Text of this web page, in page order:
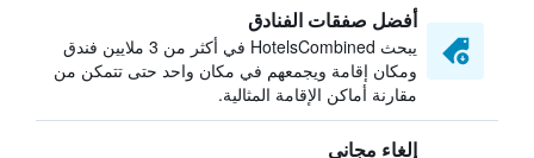
أفضل صفقات الفنادق
يبحث HotelsCombined في أكثر من 3 ملايين فندق
ومكان إقامة ويجمعهم في مكان واحد حتى تتمكن من
مقارنة أماكن الإقامة المثالية.
إلغاء مجاني